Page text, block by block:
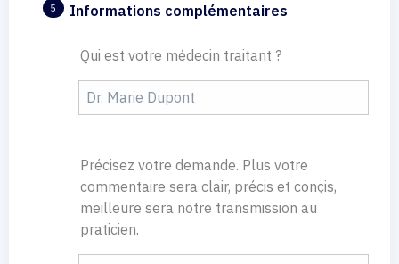
5 Informations complémentaires
Qui est votre médecin traitant ?
Précisez votre demande. Plus votre
commentaire sera clair, précis et conçis,
meilleure sera notre transmission au
praticien.